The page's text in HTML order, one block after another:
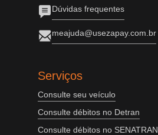
Dúvidas frequentes
meajuda@usezapay.com.br
Serviços
Consulte seu veículo
Consulte débitos no Detran
Consulte débitos no SENATRAN